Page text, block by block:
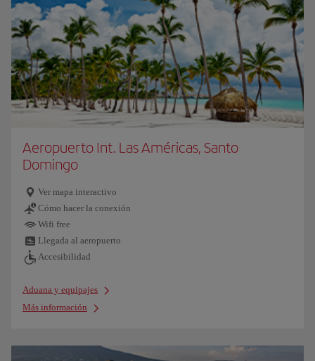
Aeropuerto Int. Las Américas, Santo
Domingo
Ver mapa interactivo
Cómo hacer la conexión
Wifi free
Llegada al aeropuerto
Accesibilidad
Aduana y equipajes
Más información